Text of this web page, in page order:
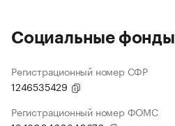
Социальные фонды
Регистрационный номер СФР
1246535429
Регистрационный номер ФОМС